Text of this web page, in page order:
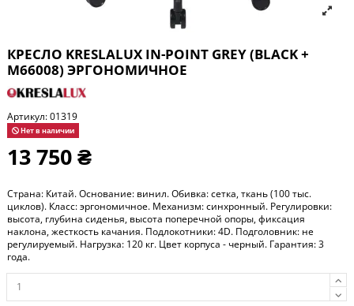
КРЕСЛО KRESLALUX IN-POINT GREY (BLACK +
M66008) ЭРГОНОМИЧНОЕ
Артикул:01319
Нет в наличии
13 750 ₴
Страна: Китай. Основание: винил. Обивка: сетка, ткань (100 тыс.
циклов). Класс: эргономичное. Механизм: синхронный. Регулировки:
высота, глубина сиденья, высота поперечной опоры, фиксация
наклона, жесткость качания. Подлокотники: 4D. Подголовник: не
регулируемый. Нагрузка: 120 кг. Цвет корпуса - черный. Гарантия: 3
года.